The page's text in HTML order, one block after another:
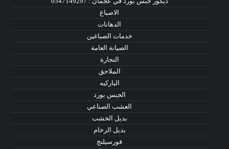
الاصباغ
الدهانات
خدمات الصباغين
الصيانة العامة
النجارة
الملاحق
الباركيه
الجبس بورد
العشب الصناعي
بديل الخشب
بديل الرخام
فورسيلنج